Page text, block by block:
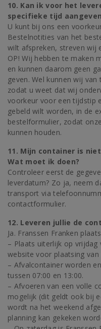
10. Kan ik voor het
specifieke tijd
U kunt bij ons een
Bestelnotities van het
wilt afspreken, streven wij
OP! Wij hebben te maken
en kunnen daarom geen
geven. Wel kunnen wij
zodat u weet dat wij
voorkeur voor een tijdstip
gebeld wilt worden, in de
bestelformulier, zodat
kunnen houden.
11. Mijn container is
Wat moet ik doen?
Controleer eerst de
leverdatum? Zo ja, neem
transport via
contactformulier.
12. Leveren jullie de
Ja. Franssen Franken
– Plaats uiterlijk op vrijdag
website voor plaatsing
– Afvalcontainer worden
tussen 07:00 en 13:00.
– Afvoeren van een volle
mogelijk (dit geldt ook bij
wordt na het weekend
planning kan gekeken